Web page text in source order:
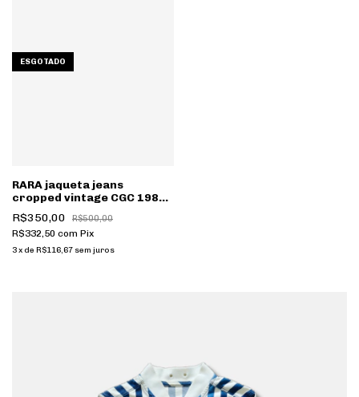
ESGOTADO
RARA jaqueta jeans
cropped vintage CGC 1985
azul custom 1 de 1 [087]
R$350,00 R$500,00
R$332,50 com Pix
3x de R$116,67 sem juros